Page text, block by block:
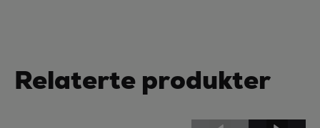
Relaterte produkter